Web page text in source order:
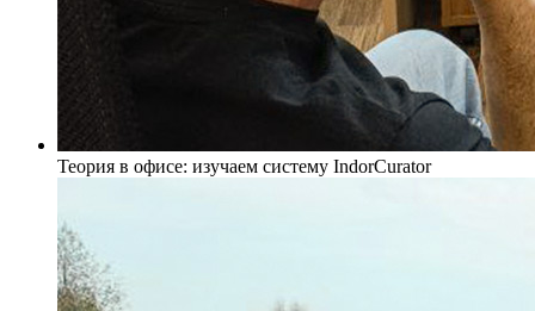
Теория в офисе: изучаем систему IndorCurator